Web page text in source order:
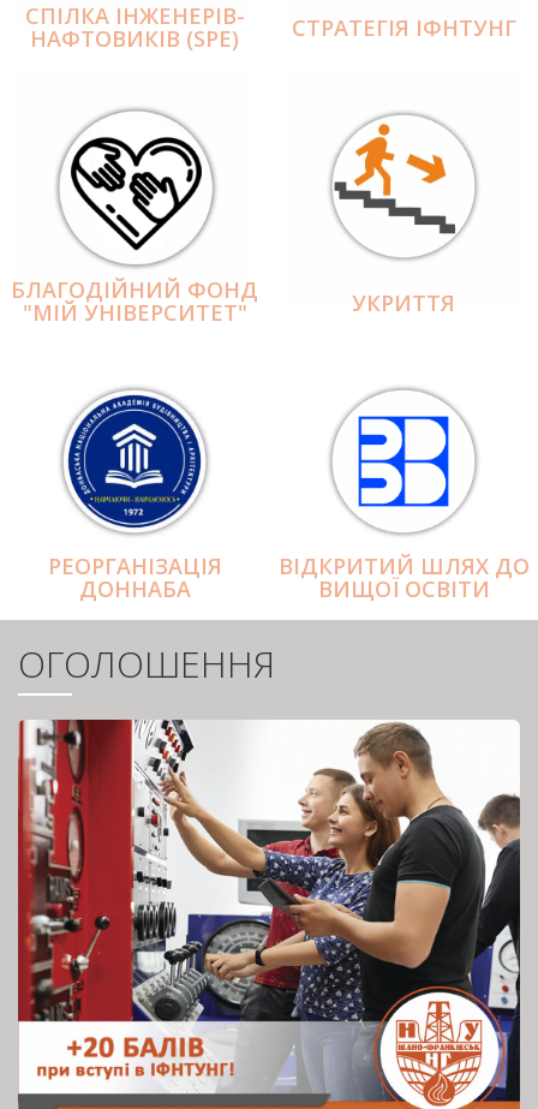
СПІЛКА ІНЖЕНЕРІВ-
НАФТОВИКІВ (SPE) СТРАТЕГІЯ ІФНТУНГ
БЛАГОДІЙНИЙ ФОНД
"МІЙ УНІВЕРСИТЕТ" УКРИТТЯ
РЕОРГАНІЗАЦІЯ
ДОННАБА
ВІДКРИТИЙ ШЛЯХ ДО
ВИЩОЇ ОСВІТИ
ОГОЛОШЕННЯ